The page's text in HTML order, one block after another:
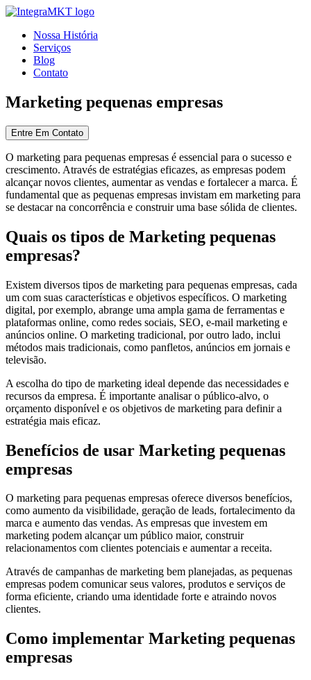
Nossa História
Serviços
Blog
Contato
Marketing pequenas empresas
Entre Em Contato
O marketing para pequenas empresas é essencial para o sucesso e
crescimento. Através de estratégias eficazes, as empresas podem
alcançar novos clientes, aumentar as vendas e fortalecer a marca. É
fundamental que as pequenas empresas invistam em marketing para
se destacar na concorrência e construir uma base sólida de clientes.
Quais os tipos de Marketing pequenas
empresas?
Existem diversos tipos de marketing para pequenas empresas, cada
um com suas características e objetivos específicos. O marketing
digital, por exemplo, abrange uma ampla gama de ferramentas e
plataformas online, como redes sociais, SEO, e-mail marketing e
anúncios online. O marketing tradicional, por outro lado, inclui
métodos mais tradicionais, como panfletos, anúncios em jornais e
televisão.
A escolha do tipo de marketing ideal depende das necessidades e
recursos da empresa. É importante analisar o público-alvo, o
orçamento disponível e os objetivos de marketing para definir a
estratégia mais eficaz.
Benefícios de usar Marketing pequenas
empresas
O marketing para pequenas empresas oferece diversos benefícios,
como aumento da visibilidade, geração de leads, fortalecimento da
marca e aumento das vendas. As empresas que investem em
marketing podem alcançar um público maior, construir
relacionamentos com clientes potenciais e aumentar a receita.
Através de campanhas de marketing bem planejadas, as pequenas
empresas podem comunicar seus valores, produtos e serviços de
forma eficiente, criando uma identidade forte e atraindo novos
clientes.
Como implementar Marketing pequenas
empresas